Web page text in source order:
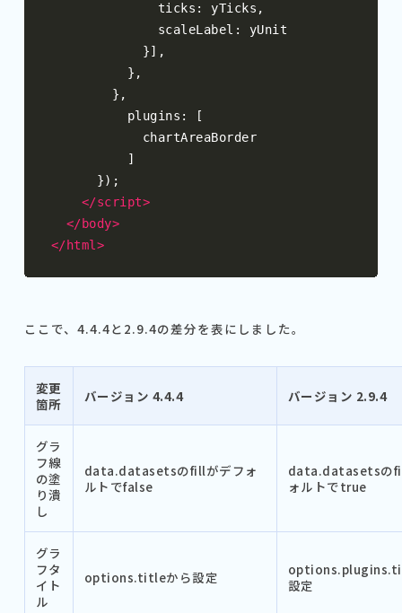
              ticks
: yTicks ,
              scaleLabel
:
yUnit
}],
},
},
          plugins
:
[
            chartAreaBorder
]
});
</script>
</body>
</html>
ここで、4.4.4と2.9.4の差分を表にしました。
変更
箇所
バージョン 4.4.4 バージョン 2.9.4
グラ
フ線
の塗
り潰
し
data.datasetsのfillがデフォ
ルトでfalse
data.datasetsの
ォルトでtrue
グラ
フタ
イト
ル
options.titleから設定
設定